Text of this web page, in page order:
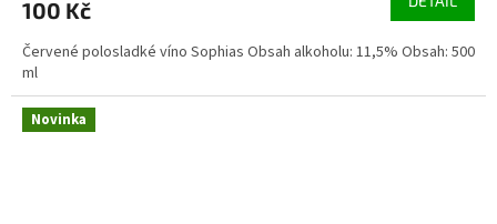
100 Kč
Červené polosladké víno Sophias Obsah alkoholu: 11,5% Obsah: 500
ml
Novinka